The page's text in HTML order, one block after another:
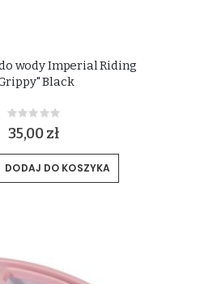
wody Imperial Riding
Black
Rating:
0%
35,00 zł
DODAJ DO KOSZYKA